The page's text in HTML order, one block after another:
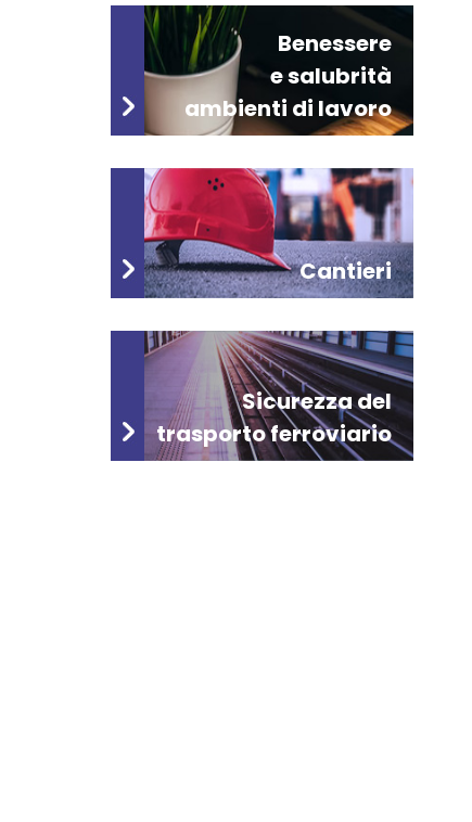
Benessere
e salubrità
ambienti di lavoro
Cantieri
Sicurezza del
trasporto ferroviario